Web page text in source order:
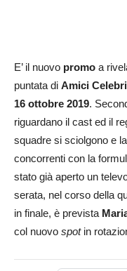
E’ il nuovo promo a
puntata di Amici
16 ottobre 2019.
riguardano il cast ed il
squadre si sciolgono e
concorrenti con la
stato già aperto un
serata, nel corso della
in finale, è prevista
col nuovo spotin